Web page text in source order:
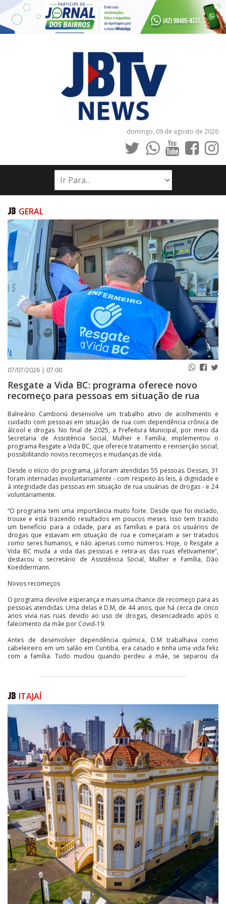
domingo, 09 de agosto de 2026
INÍCIO
NOTÍCIAS
PUBLICAÇÕES LEGAIS
CONTATO
GERAL
07/07/2026 | 07:00
Resgate a Vida BC: programa oferece novo
recomeço para pessoas em situação de rua
Balneário Camboriú desenvolve um trabalho ativo de acolhimento e
cuidado com pessoas em situação de rua com dependência crônica de
álcool e drogas. No final de 2025, a Prefeitura Municipal, por meio da
Secretaria de Assistência Social, Mulher e Família, implementou o
programa Resgate a Vida BC, que oferece tratamento e reinserção social,
possibilitando novos recomeços e mudanças de vida.
Desde o início do programa, já foram atendidas 55 pessoas. Dessas, 31
foram internadas involuntariamente - com respeito às leis, à dignidade e
à integridade das pessoas em situação de rua usuárias de drogas - e 24
voluntariamente.
“O programa tem uma importância muito forte. Desde que foi iniciado,
trouxe e está trazendo resultados em poucos meses. Isso tem trazido
um benefício para a cidade, para as famílias e para os usuários de
drogas que estavam em situação de rua e começaram a ser tratados
como seres humanos, e não apenas como números. Hoje, o Resgate a
Vida BC muda a vida das pessoas e retira-as das ruas efetivamente”,
destacou o secretário de Assistência Social, Mulher e Família, Dão
Koeddermann.
Novos recomeços
O programa devolve esperança e mais uma chance de recomeço para as
pessoas atendidas. Uma delas é D.M, de 44 anos, que há cerca de cinco
anos vivia nas ruas devido ao uso de drogas, desencadeado após o
falecimento da mãe por Covid-19.
Antes de desenvolver dependência química, D.M trabalhava como
cabeleireiro em um salão em Curitiba, era casado e tinha uma vida feliz
com a família. Tudo mudou quando perdeu a mãe, se separou da
sociedade, para mim, tinha acabado meu vínculo com as pessoas”,
comentou.
A situação de D.M chegou a um ponto crítico, em que ele se colocava em
risco e também as pessoas ao redor. Devido à sua condição, ele foi
internado involuntariamente em abril deste ano. Desde então, segue em
acolhimento e monitoramento pelas equipes multiprofissionais.
“A minha cabeça ainda não estava preparada, porém, todo dia fomos
trabalhando um pouco e hoje eu tenho a expectativa de voltar a ter a
mente sã, de ter um recomeço, uma nova vida com a minha filha, que
não vejo há cinco anos”, disse.
Para D.M, retomar o vínculo com a filha é algo que espera muito. Ele já
falou com a jovem, de 15 anos, por telefone, e agora aguarda poder
reencontrá-la pessoalmente. “Essa é uma ponte, um braço forte para eu
poder ficar bem, por saber que ainda existe alguém na sociedade por
quem tenho carinho, amor e atenção, e isso faz diferença no
tratamento”, finalizou.
A busca por ajuda
A vontade de recomeçar também motivou o jovem E.M, de 25 anos, a
procurar ajuda no programa Resgate a Vida BC. De forma voluntária, ele
foi acolhido em uma das instituições credenciadas, e já retornou ao
convívio com a família.
ITAJAÍ